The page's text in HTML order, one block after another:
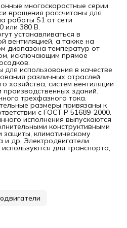
многоскоростные серии
вращения рассчитаны для
работы S1 от сети
или 380 B.
устанавливаться в
вентиляцией, а также на
диапазона температур от
исключающим прямое
использования в качестве
различных отраслей
хозяйства, систем вентиляции
зданий.
трехфазного тока.
размеры привязаны к
с ГОСТ Р 51689-2000.
исполнения выпускаются
конструктивными
защиты, климатическому
и др. Электродвигатели
для транспорта,